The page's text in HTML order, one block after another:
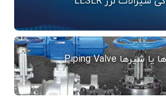
طبقه بندی دریچه ها یا شیرها Piping Valve